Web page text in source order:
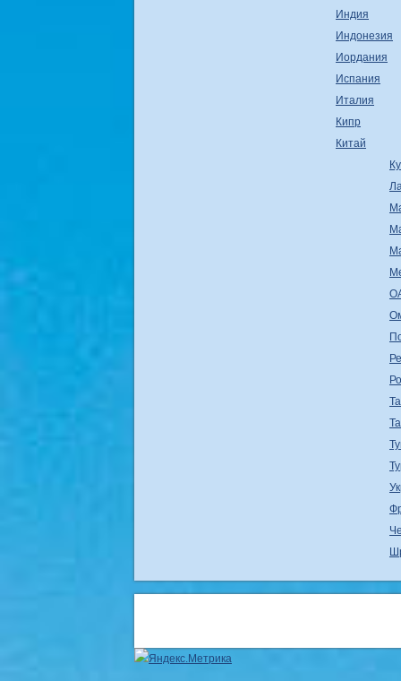
Индия
Индонезия
Иордания
Испания
Италия
Кипр
Китай